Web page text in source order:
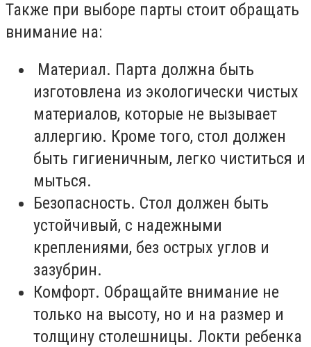
Также при выборе парты стоит обращать
внимание на:
Материал. Парта должна быть
изготовлена из экологически чистых
материалов, которые не вызывает
аллергию. Кроме того, стол должен
быть гигиеничным, легко чиститься и
мыться.
Безопасность. Стол должен быть
устойчивый, с надежными
креплениями, без острых углов и
зазубрин.
Комфорт. Обращайте внимание не
только на высоту, но и на размер и
толщину столешницы. Локти ребенка